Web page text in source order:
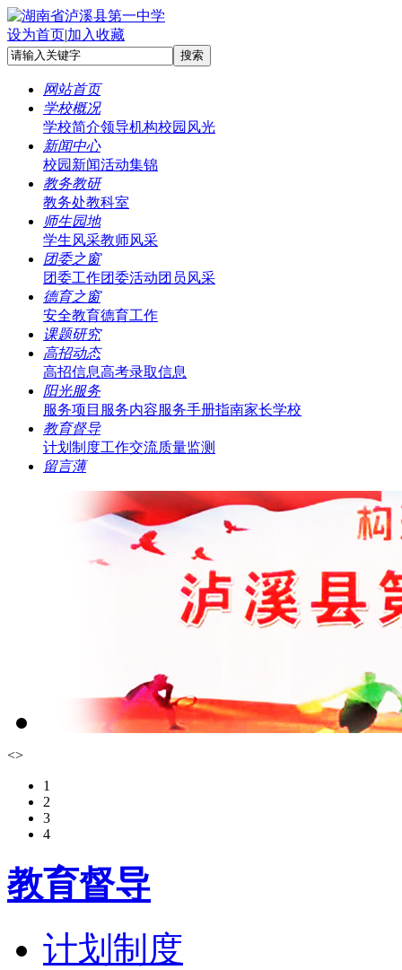
设为首页|加入收藏
网站首页
学校概况
学校简介领导机构校园风光
新闻中心
校园新闻活动集锦
教务教研
教务处教科室
师生园地
学生风采教师风采
团委之窗
团委工作团委活动团员风采
德育之窗
安全教育德育工作
课题研究
高招动态
高招信息高考录取信息
阳光服务
服务项目 服务内容服务手册指南家长学校
教育督导
计划制度工作交流质量监测
留言薄
<>
1
2
3
4
教育督导
计划制度